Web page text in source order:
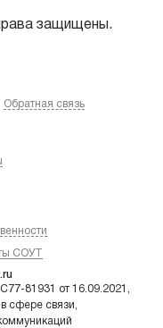
защищены.
Обратная связь
СОУТ
81931 от 16.09.2021,
сфере связи,